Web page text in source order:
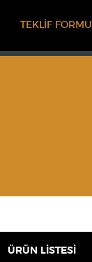
TEKLİF FORMU
ÜRÜN LİSTESİ